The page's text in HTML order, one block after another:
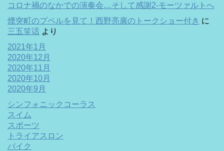
コロナ禍のなかでの演奏会…そして感謝2-モーツァルトへ
煙突町のプペルを見て！西野亮廣のトークショー付き に
三五笑话 より
2021年1月
2020年12月
2020年11月
2020年10月
2020年9月
シンフォニックコーラス
スイム
スポーツ
トライアスロン
バイク